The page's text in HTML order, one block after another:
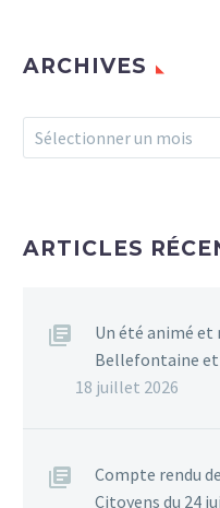
ARCHIVES
Archives
Sélectionner un mois
ARTICLES
Un été animé
Bellefontaine
18 juillet 2026
Compte rendu
Citoyens du 24